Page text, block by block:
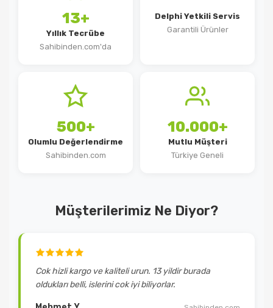
13+
Yıllık Tecrübe
Sahibinden.com'da
Delphi Yetkili Servis
Garantili Ürünler
500+
Olumlu Değerlendirme
Sahibinden.com
10.000+
Mutlu Müşteri
Türkiye Geneli
Müşterilerimiz Ne Diyor?
Cok hizli kargo ve kaliteli urun. 13 yildir burada
oldukları belli, islerini cok iyi biliyorlar.